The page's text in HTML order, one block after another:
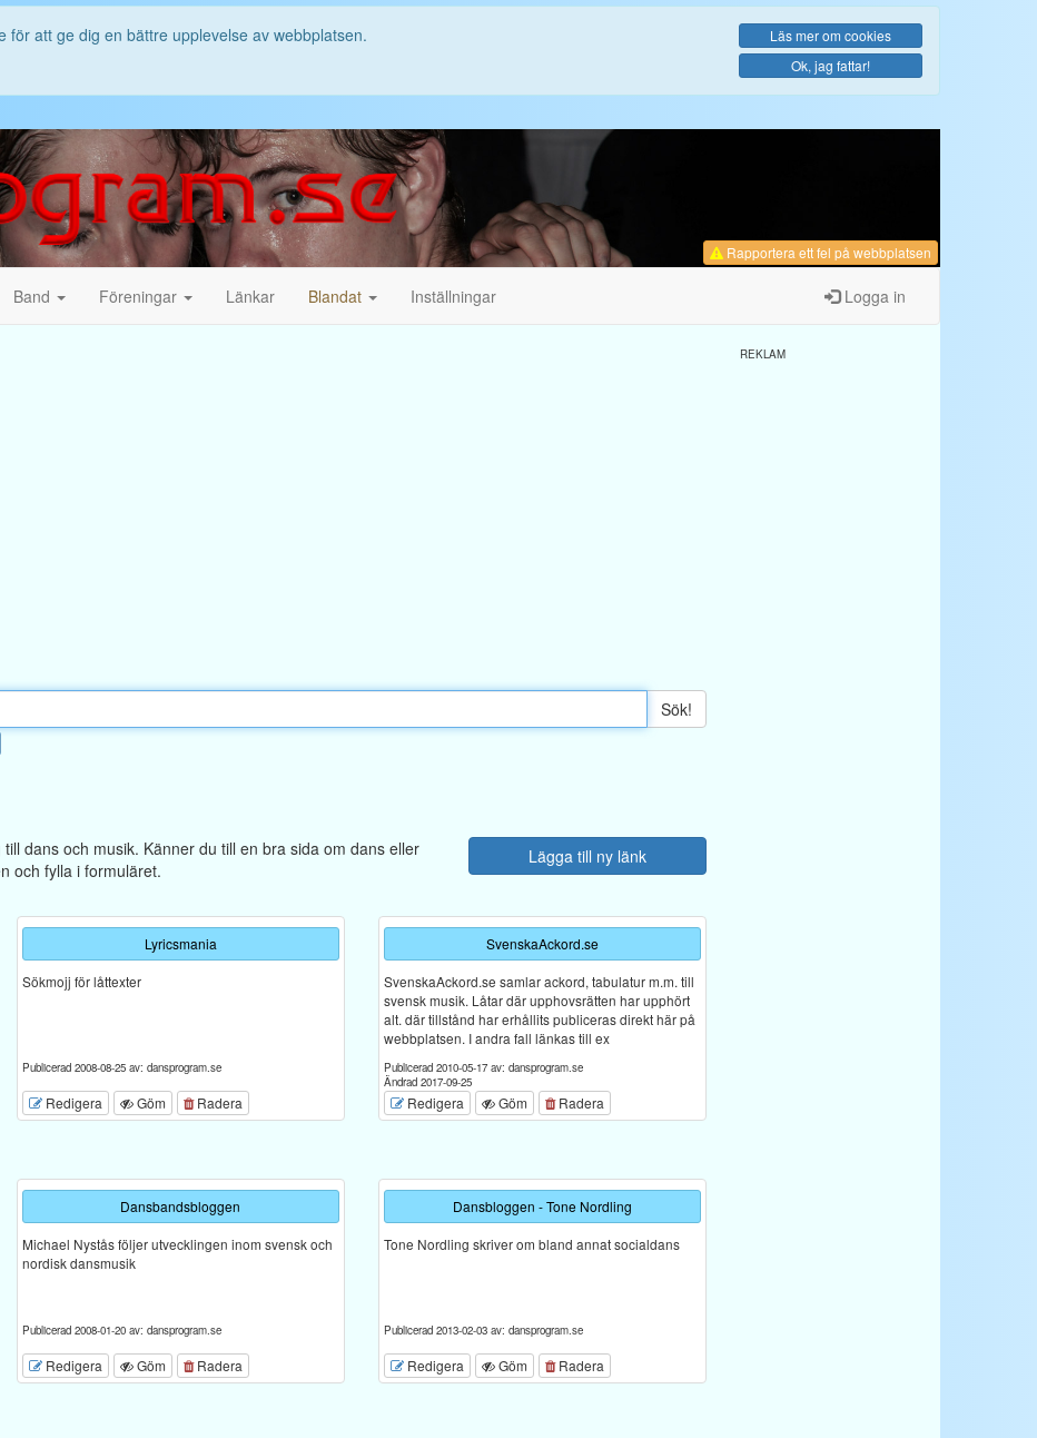
att ge dig en bättre upplevelse av webbplatsen.
Läs mer om cookies
Ok, jag fattar!
Rapportera ett fel på webbplatsen
Band Föreningar Länkar Blandat Inställningar Logga in
Sök!
dans och musik. Känner du till en bra sida om dans eller
och fylla i formuläret.
Lägga till ny länk
Lyricsmania
Sökmojj för låttexter
Publicerad 2008-08-25 av: dansprogram.se
Redigera Göm Radera
SvenskaAckord.se
SvenskaAckord.se samlar ackord, tabulatur m.m. till
svensk musik. Låtar där upphovsrätten har upphört
alt. där tillstånd har erhållits publiceras direkt här på
webbplatsen. I andra fall länkas till ex
Publicerad 2010-05-17 av: dansprogram.se
Ändrad 2017-09-25
Redigera Göm Radera
Dansbandsbloggen
Michael Nystås följer utvecklingen inom svensk och
nordisk dansmusik
Publicerad 2008-01-20 av: dansprogram.se
Redigera Göm Radera
Dansbloggen - Tone Nordling
Tone Nordling skriver om bland annat socialdans
Publicerad 2013-02-03 av: dansprogram.se
Redigera Göm Radera
REKLAM